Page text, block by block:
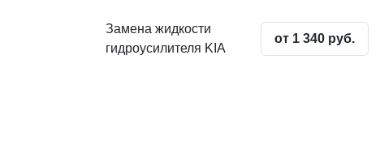
Замена жидкости
гидроусилителя KIA
от 1 340 руб.